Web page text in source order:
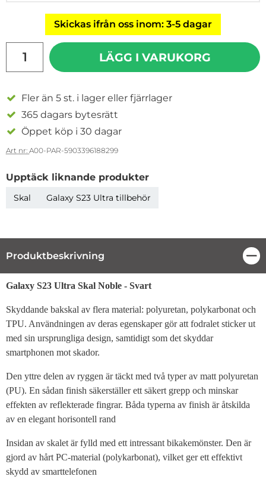
Skickas ifrån oss inom: 3-5 dagar
LÄGG I VARUKORG
Fler än 5 st. i lager eller fjärrlager
365 dagars bytesrätt
Öppet köp i 30 dagar
Art nr: A00-PAR-5903396188299
Upptäck liknande produkter
Skal Galaxy S23 Ultra tillbehör
Produktbeskrivning
Produktbeskrivning
Galaxy S23 Ultra Skal Noble - Svart
Skyddande bakskal av flera material: polyuretan, polykarbonat och
TPU. Användningen av deras egenskaper gör att fodralet sticker ut
med sin ursprungliga design, samtidigt som det skyddar
smartphonen mot skador.
Den yttre delen av ryggen är täckt med två typer av matt polyuretan
(PU). En sådan finish säkerställer ett säkert grepp och minskar
effekten av reflekterade fingrar. Båda typerna av finish är åtskilda
av en elegant horisontell rand
Insidan av skalet är fylld med ett intressant bikakemönster. Den är
gjord av hårt PC-material (polykarbonat), vilket ger ett effektivt
skydd av smarttelefonen